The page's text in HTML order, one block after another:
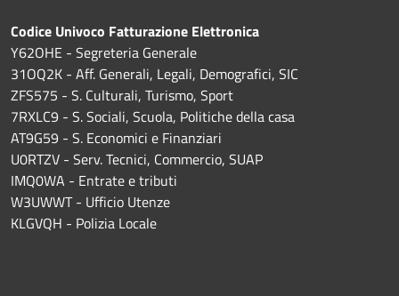
Codice Univoco Fatturazione Elettronica
Y62OHE - Segreteria Generale
31OQ2K - Aff. Generali, Legali, Demografici, SIC
ZFS575 - S. Culturali, Turismo, Sport
7RXLC9 - S. Sociali, Scuola, Politiche della casa
AT9G59 - S. Economici e Finanziari
U0RTZV - Serv. Tecnici, Commercio, SUAP
IMQ0WA - Entrate e tributi
W3UWWT - Ufficio Utenze
KLGVQH - Polizia Locale